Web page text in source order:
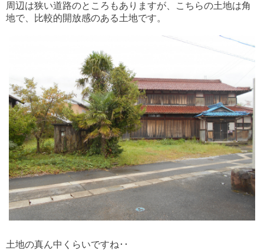
周辺は狭い道路のところもありますが、こちらの土地は角
地で、比較的開放感のある土地です。
土地の真ん中くらいですね･･